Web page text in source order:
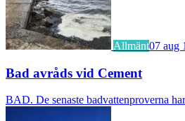
Allmänt07 aug
Bad avråds vid Cement
BAD. De senaste badvattenproverna